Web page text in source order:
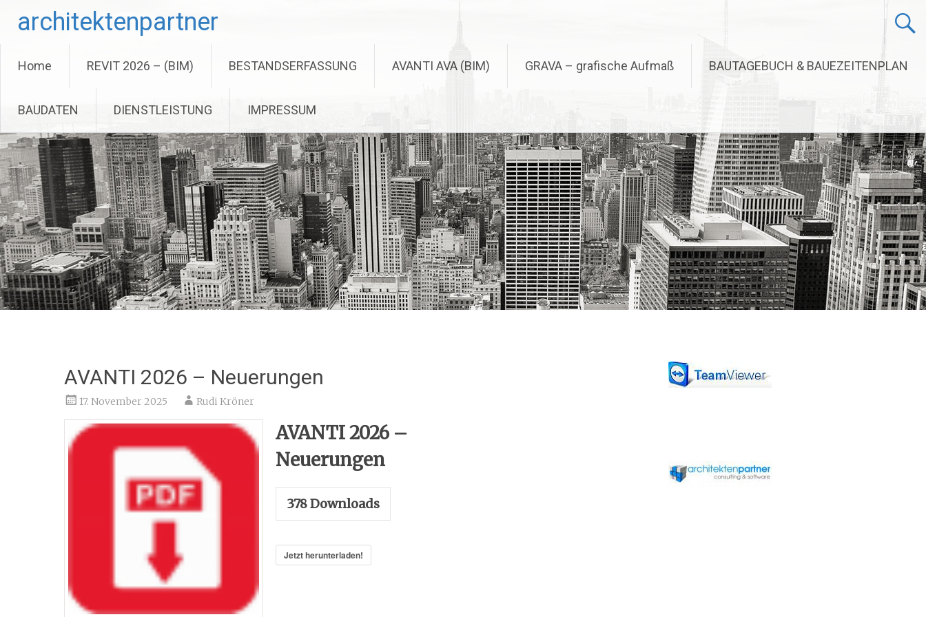
Inhalt
springen
architektenpartner
Home REVIT 2026 – (BIM) BESTANDSERFASSUNG AVANTI AVA (BIM) GRAVA – grafische Aufmaß BAUTAGEBUCH & BAUEZEITENPLAN
BAUDATEN DIENSTLEISTUNG IMPRESSUM
AVANTI 2026 – Neuerungen
17. November 2025 Rudi Kröner
AVANTI 2026 –
Neuerungen
378Downloads
Jetzt herunterladen!